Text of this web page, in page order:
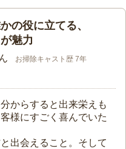
の役に立てる、
魅力
お掃除キャスト歴 7年
からすると出来栄えも
様にすごく喜んでいた
出会えること。そして